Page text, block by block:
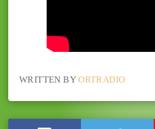
WRITTEN BYORTRADIO